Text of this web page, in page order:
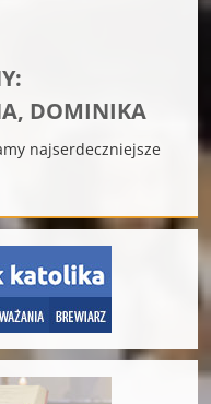
DOMINIKA
najserdeczniejsze